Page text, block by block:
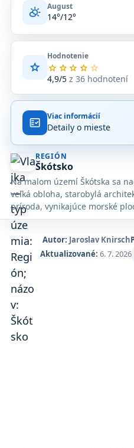
partly_cloudy_day August
14°/12°
star
Hodnotenie
star star star star star
4,9/5z 36 hodnotení
Priemerné
hodnotenie
z
na
základe
36
hodnotení
na
Google
Maps.
fact_check Viac informácií
Detaily o mieste
REGIÓN
Škótsko
Na malom území Škótska sa
veľká obloha, starobylá
príroda, vynikajúce morské
ľudia.
Autor: Jaroslav Knirsch
Aktualizované: 6. 7. 2026